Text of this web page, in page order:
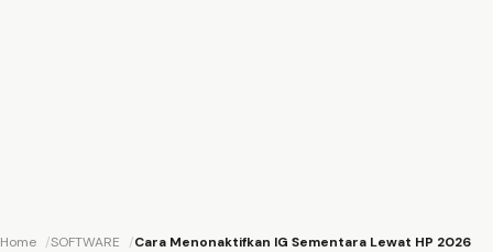
Home SOFTWARE Cara Menonaktifkan IG Sementara Lewat HP 2026